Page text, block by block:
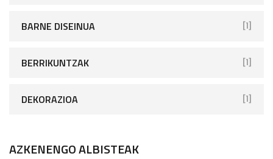
BARNE DISEINUA [1]
BERRIKUNTZAK [1]
DEKORAZIOA [1]
AZKENENGO ALBISTEAK